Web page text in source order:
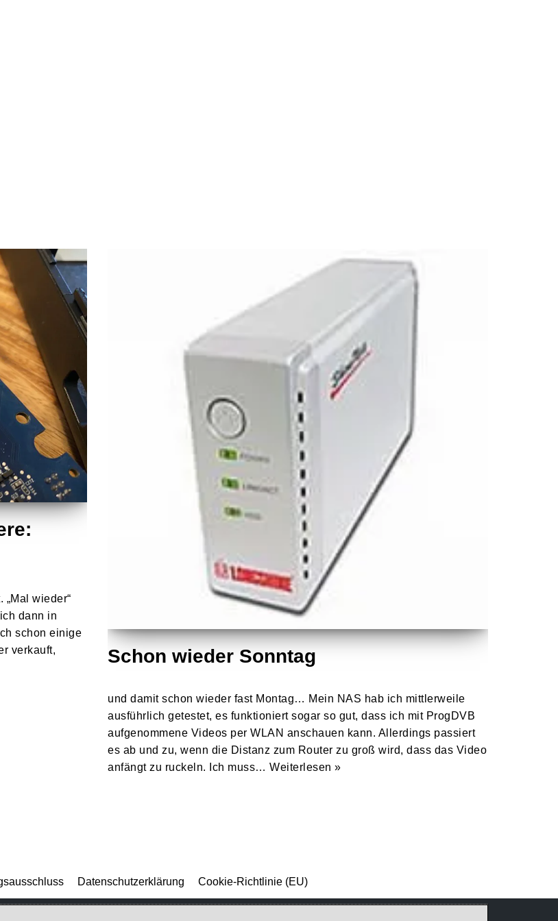
wieder“
dann in
schon einige
verkauft,
Schon wieder Sonntag
und damit schon wieder fast Montag… Mein NAS hab ich mittlerweile
ausführlich getestet, es funktioniert sogar so gut, dass ich mit ProgDVB
aufgenommene Videos per WLAN anschauen kann. Allerdings passiert
es ab und zu, wenn die Distanz zum Router zu groß wird, dass das Video
anfängt zu ruckeln. Ich muss… Weiterlesen »
Datenschutzerklärung Cookie-Richtlinie (EU)